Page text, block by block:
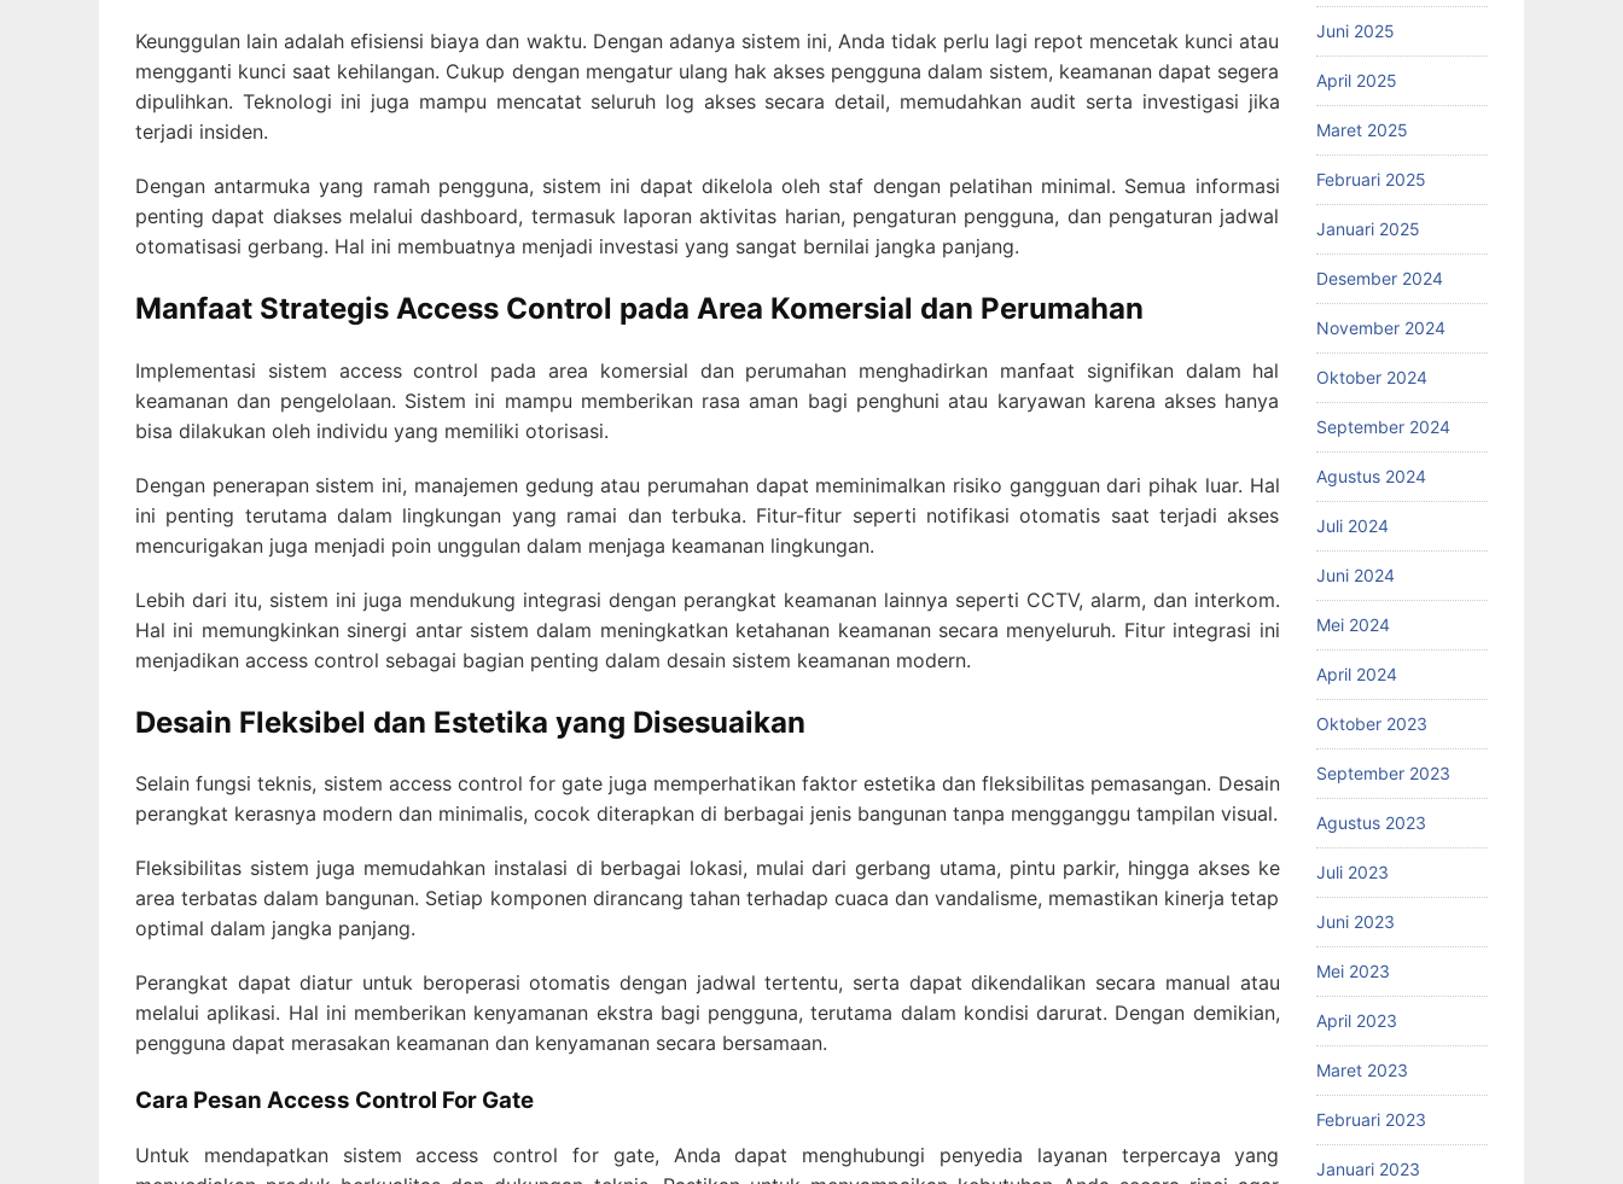
Keunggulan lain adalah efisiensi biaya dan waktu. Dengan adanya sistem ini, Anda tidak perlu lagi repot mencetak kunci atau
mengganti kunci saat kehilangan. Cukup dengan mengatur ulang hak akses pengguna dalam sistem, keamanan dapat segera
dipulihkan. Teknologi ini juga mampu mencatat seluruh log akses secara detail, memudahkan audit serta investigasi jika
terjadi insiden.
Dengan antarmuka yang ramah pengguna, sistem ini dapat dikelola oleh staf dengan pelatihan minimal. Semua informasi
penting dapat diakses melalui dashboard, termasuk laporan aktivitas harian, pengaturan pengguna, dan pengaturan jadwal
otomatisasi gerbang. Hal ini membuatnya menjadi investasi yang sangat bernilai jangka panjang.
Manfaat Strategis Access Control pada Area Komersial dan Perumahan
Implementasi sistem access control pada area komersial dan perumahan menghadirkan manfaat signifikan dalam hal
keamanan dan pengelolaan. Sistem ini mampu memberikan rasa aman bagi penghuni atau karyawan karena akses hanya
bisa dilakukan oleh individu yang memiliki otorisasi.
Dengan penerapan sistem ini, manajemen gedung atau perumahan dapat meminimalkan risiko gangguan dari pihak luar. Hal
ini penting terutama dalam lingkungan yang ramai dan terbuka. Fitur-fitur seperti notifikasi otomatis saat terjadi akses
mencurigakan juga menjadi poin unggulan dalam menjaga keamanan lingkungan.
Lebih dari itu, sistem ini juga mendukung integrasi dengan perangkat keamanan lainnya seperti CCTV, alarm, dan interkom.
Hal ini memungkinkan sinergi antar sistem dalam meningkatkan ketahanan keamanan secara menyeluruh. Fitur integrasi ini
menjadikan access control sebagai bagian penting dalam desain sistem keamanan modern.
Desain Fleksibel dan Estetika yang Disesuaikan
Selain fungsi teknis, sistem access control for gate juga memperhatikan faktor estetika dan fleksibilitas pemasangan. Desain
perangkat kerasnya modern dan minimalis, cocok diterapkan di berbagai jenis bangunan tanpa mengganggu tampilan visual.
Fleksibilitas sistem juga memudahkan instalasi di berbagai lokasi, mulai dari gerbang utama, pintu parkir, hingga akses ke
area terbatas dalam bangunan. Setiap komponen dirancang tahan terhadap cuaca dan vandalisme, memastikan kinerja tetap
optimal dalam jangka panjang.
Perangkat dapat diatur untuk beroperasi otomatis dengan jadwal tertentu, serta dapat dikendalikan secara manual atau
melalui aplikasi. Hal ini memberikan kenyamanan ekstra bagi pengguna, terutama dalam kondisi darurat. Dengan demikian,
pengguna dapat merasakan keamanan dan kenyamanan secara bersamaan.
Cara Pesan Access Control For Gate
Untuk mendapatkan sistem access control for gate, Anda dapat menghubungi penyedia layanan terpercaya yang
Juni 2025
April 2025
Maret 2025
Februari 2025
Januari 2025
Desember 2024
November 2024
Oktober 2024
September 2024
Agustus 2024
Juli 2024
Juni 2024
Mei 2024
April 2024
Oktober 2023
September 2023
Agustus 2023
Juli 2023
Juni 2023
Mei 2023
April 2023
Maret 2023
Februari 2023
Januari 2023